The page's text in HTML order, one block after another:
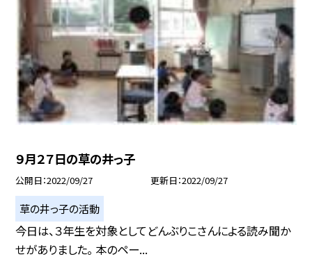
９月２７日の草の井っ子
公開日 2022/09/27 更新日 2022/09/27
草の井っ子の活動
今日は、３年生を対象としてどんぶりこさんによる読み聞か
せがありました。 本のペー...